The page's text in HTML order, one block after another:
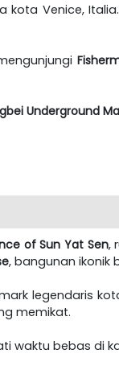
kota Venice,
Underground
of Sun Yat Sen,
, bangunan ikonik
legendaris
memikat.
waktu bebas di